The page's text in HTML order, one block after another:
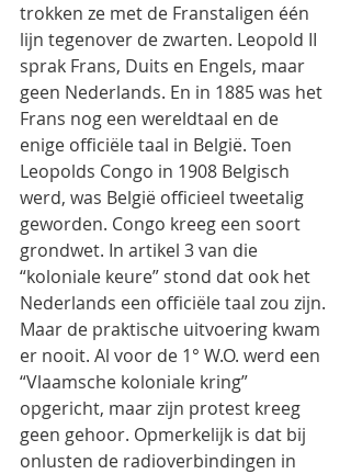
trokken ze met de Franstaligen één
lijn tegenover de zwarten. Leopold II
sprak Frans, Duits en Engels, maar
geen Nederlands. En in 1885 was het
Frans nog een wereldtaal en de
enige officiële taal in België. Toen
Leopolds Congo in 1908 Belgisch
werd, was België officieel tweetalig
geworden. Congo kreeg een soort
grondwet. In artikel 3 van die
“koloniale keure” stond dat ook het
Nederlands een officiële taal zou zijn.
Maar de praktische uitvoering kwam
er nooit. Al voor de 1° W.O. werd een
“Vlaamsche koloniale kring”
opgericht, maar zijn protest kreeg
geen gehoor. Opmerkelijk is dat bij
onlusten de radioverbindingen in